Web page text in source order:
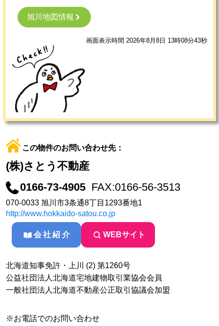
旭川地図情報
画面表示時間 2026年8月8日 13時08分43秒
この物件のお問い合わせ先：
(株)さとう不動産
0166-73-4905 FAX:0166-56-3513
070-0033 旭川市3条通8丁目1293番地1
http://www.hokkaido-satou.co.jp
会社紹介 WEBサイト
北海道知事免許・上川 (2) 第1260号
公益社団法人北海道宅地建物取引業協会会員
一般社団法人北海道不動産公正取引協議会加盟
※お電話でのお問い合わせ